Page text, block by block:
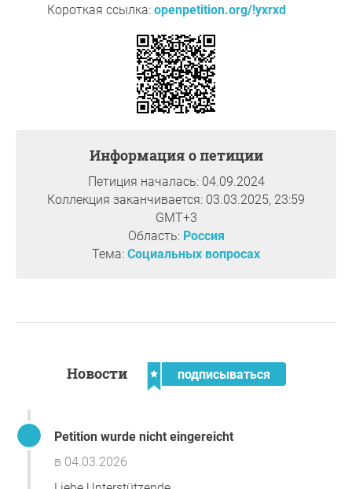
информированы о правилах перевозки подобного
авиакомпании), не осведомлены о правах
маломобильных граждан и обязательствах перед
ними, в связи с чем, немотивированно отказывают
пассажиру в перелёте либо отказывают в провозе
оборудования на борту.
житель Санкт-Петербурга, который является
ежедневное передвижение только используя кресло-
коляску. В марте 2024 года Николай Горев совершал
очередной авиаперелет и заранее предупредил
авиакомпанию-перевозчика о нюансах своего
здоровья, предоставив информацию о технических
разместив в салоне воздушного судна.
Однако в обратном направлении «Варадеро-Москва»
представитель авиакомпании сообщил, что экипаж
самолета не готов провести оценку технических
характеристик электроприставки и предложил
неутешительный вариант: остаться в чужой стране.
Николай Горев попытался выяснить, по какой
Короткая ссылка: openpetition.org/!yxrxd
Информация о петиции
Петиция началась: 04.09.2024
Коллекция заканчивается: 03.03.2025, 23:59
GMT+3
Область: Россия
Тема: Социальных вопросах
Новости подписываться
Petition wurde nicht eingereicht
в 04.03.2026